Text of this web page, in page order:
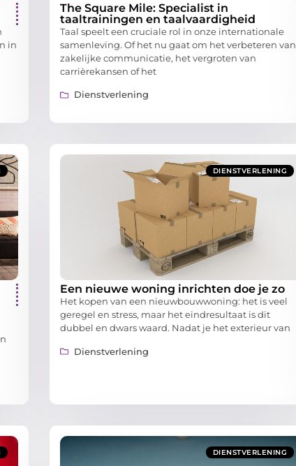
in
The Square Mile: Specialist in
taaltrainingen en taalvaardigheid
Taal speelt een cruciale rol in onze internationale
samenleving. Of het nu gaat om het verbeteren van
zakelijke communicatie, het vergroten van
carrièrekansen of het
Dienstverlening
DIENSTVERLENING
Een nieuwe woning inrichten doe je zo
Het kopen van een nieuwbouwwoning: het is veel
geregel en stress, maar het eindresultaat is dit
dubbel en dwars waard. Nadat je het exterieur van
Dienstverlening
DIENSTVERLENING